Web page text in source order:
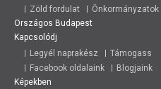
Zöld fordulat
Önkormányzatok
Országos Budapest
Kapcsolódj
Legyél naprakész
Támogass
Facebook oldalaink
Blogjaink
Képekben